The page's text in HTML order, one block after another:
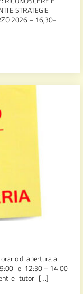
E STRATEGIE
2026 – 16,30-
di apertura al
9:00 e 12:30 – 14:00
e i tutori […]